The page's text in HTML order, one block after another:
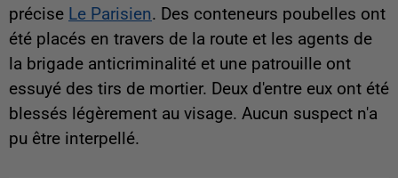
précise Le Parisien. Des conteneurs poubelles ont
été placés en travers de la route et les agents de
la brigade anticriminalité et une patrouille ont
essuyé des tirs de mortier. Deux d'entre eux ont été
blessés légèrement au visage. Aucun suspect n'a
pu être interpellé.